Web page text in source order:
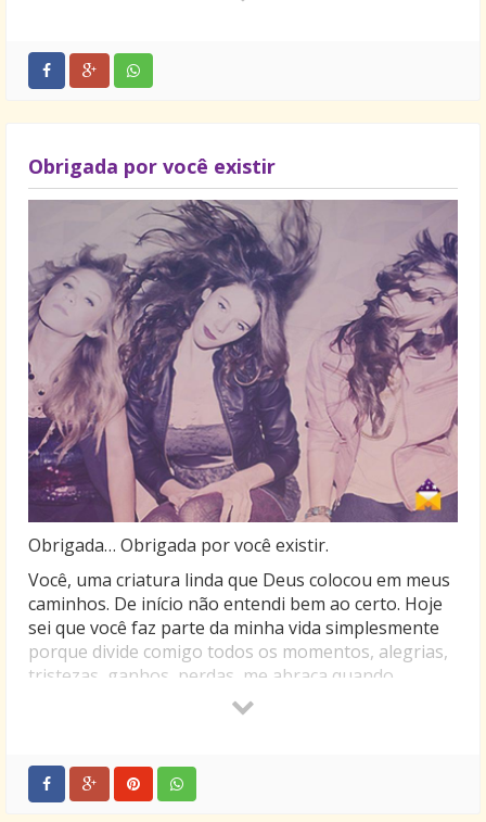
felicidade reine em nossas vidas prevalecendo o
amor em nossos corações.
vão destruindo as minhas esperanças e construindo
obstáculos tão altos e difíceis de se ultrapassar e
vencer.
Só quero que saiba que te amo muito e sempre vou
Obrigada por você existir
Obrigada… Obrigada por você existir.
Você, uma criatura linda que Deus colocou em meus
caminhos. De início não entendi bem ao certo. Hoje
sei que você faz parte da minha vida simplesmente
porque divide comigo todos os momentos, alegrias,
tristezas, ganhos, perdas, me abraça quando
precisa, me dá uma dura quando preciso…
guardar-te sempre em meu coração. Aliás, como
sairá de lá, se já tem um lugar essencial, que jamais